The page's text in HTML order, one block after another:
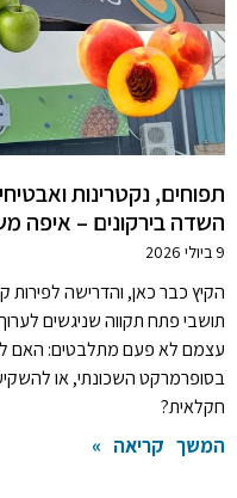
תפוחים, נקטרינות
השדה בירקונים – איפה
9 ביולי 2026
הקיץ כבר כאן, והדרישה
תושבי פתח תקווה שניגשים
עצמם לא פעם מתלבטים: האם
בסופרמרקט השכונתי, או
חקלאית?
המשך קריאה »